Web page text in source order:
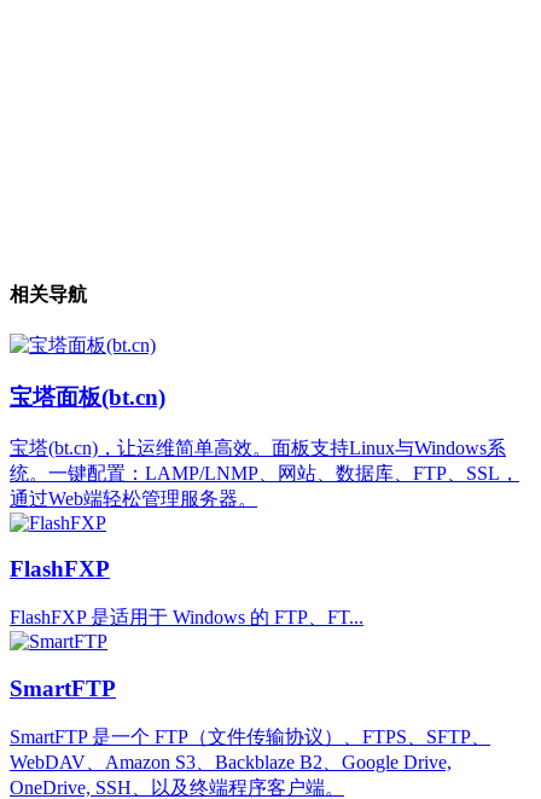
相关导航
宝塔面板(bt.cn)
宝塔(bt.cn)，让运维简单高效。面板支持Linux与Windows系
统。一键配置：LAMP/LNMP、网站、数据库、FTP、SSL，
通过Web端轻松管理服务器。
FlashFXP
FlashFXP 是适用于 Windows 的 FTP、FT...
SmartFTP
SmartFTP 是一个 FTP（文件传输协议）、FTPS、SFTP、
WebDAV、Amazon S3、Backblaze B2、Google Drive,
OneDrive, SSH、以及终端程序客户端。